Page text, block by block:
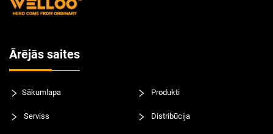
Ārējās saites
Sākumlapa Produkti
Serviss Distribūcija